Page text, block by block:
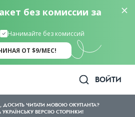
без комиссии за
Нанимайте без комиссий
ОТ $9/МЕС!
ВОЙТИ
ЧИТАТИ МОВОЮ ОКУПАНТА?
ВЕРСІЮ СТОРІНКИ!